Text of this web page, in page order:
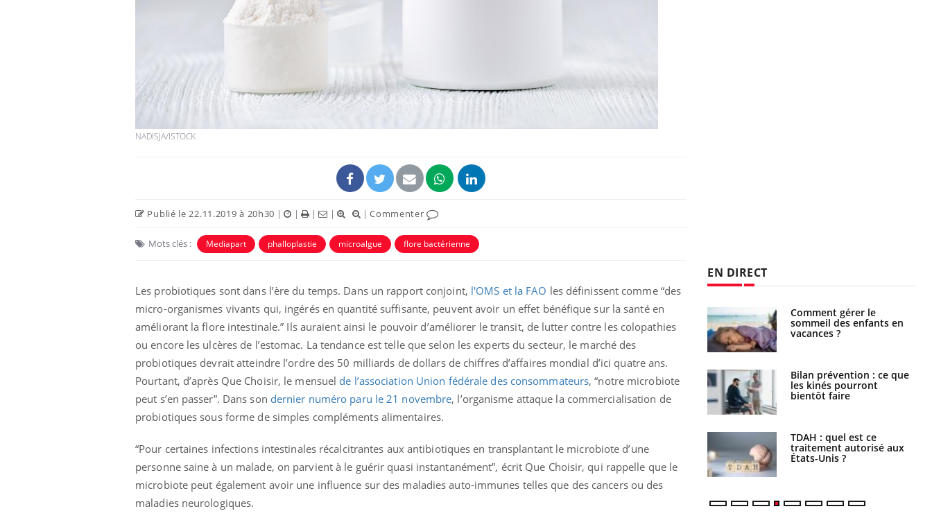
NADISJA/ISTOCK
Publié le 22.11.2019 à 20h30 | | | | |Commenter
Mots clés : Mediapart phalloplastie microalgue flore bactérienne
Les probiotiques sont dans l’ère du temps. Dans un rapport conjoint, l'OMS et la FAO les définissent comme “des
micro-organismes vivants qui, ingérés en quantité suffisante, peuvent avoir un effet bénéfique sur la santé en
améliorant la flore intestinale.” Ils auraient ainsi le pouvoir d’améliorer le transit, de lutter contre les colopathies
ou encore les ulcères de l’estomac. La tendance est telle que selon les experts du secteur, le marché des
probiotiques devrait atteindre l’ordre des 50 milliards de dollars de chiffres d’affaires mondial d’ici quatre ans.
Pourtant, d’après Que Choisir, le mensuel de l’association Union fédérale des consommateurs, “notre microbiote
peut s’en passer”. Dans son dernier numéro paru le 21 novembre, l’organisme attaque la commercialisation de
probiotiques sous forme de simples compléments alimentaires.
“Pour certaines infections intestinales récalcitrantes aux antibiotiques en transplantant le microbiote d’une
personne saine à un malade, on parvient à le guérir quasi instantanément”, écrit Que Choisir, qui rappelle que le
microbiote peut également avoir une influence sur des maladies auto-immunes telles que des cancers ou des
maladies neurologiques.
EN DIRECT
Fortes chaleurs :
pourquoi le risque de
noyade grimpe-t-il ?
Le Viagra pourrait-il
freiner la propagation du
cancer ?
de protéines pourrait
Grossesse et chaleur : ce
que dit la science
Le smartphone nuit-il à
l'apprentissage de la
lecture ?
vacances, elle reste dans
le coma pendant 42 jours
Mordue par un
barracuda, une petite fille
secourue grâce à un
réflexe essentiel
Légionellose en Suisse :
quelle est l’origine de la
contamination ?
une nouvelle arme contre
Comment gérer le
sommeil des enfants en
vacances ?
Bilan prévention : ce que
les kinés pourront
bientôt faire
TDAH : quel est ce
traitement autorisé aux
États-Unis ?